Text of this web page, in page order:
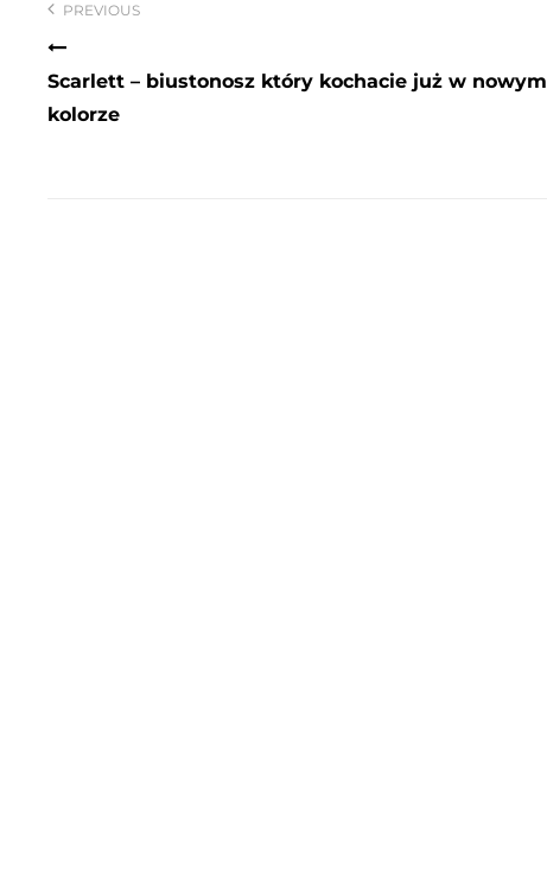
wpisu
PREVIOUS
Scarlett – biustonosz który kochacie już w nowym
kolorze